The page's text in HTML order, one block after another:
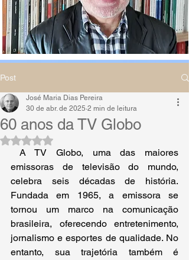
Post
60 anos da TV Globo
José Maria Dias Pereira
30 de abr. de 2025 2 min de leitura
Avaliado com NaN de 5 estrelas.
A TV Globo, uma das maiores
emissoras de televisão do mundo,
celebra seis décadas de história.
Fundada em 1965, a emissora se
tornou um marco na comunicação
brasileira, oferecendo entretenimento,
jornalismo e esportes de qualidade. No
entanto, sua trajetória também é